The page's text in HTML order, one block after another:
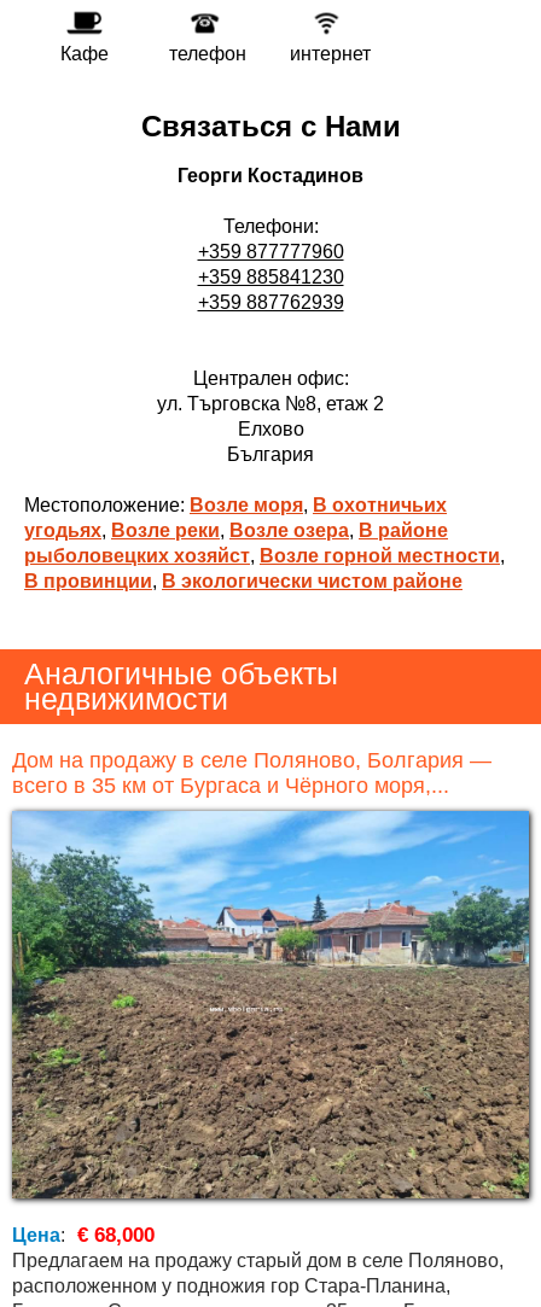
Кафе телефон интернет
Связаться с Нами
Георги Костадинов
Телефони:
+359 877777960
+359 885841230
+359 887762939
Централен офис:
ул. Търговска №8, етаж 2
Елхово
България
Местоположение: Возле моря, В охотничьих
угодьях, Возле реки, Возле озера, В районе
рыболовецких хозяйст, Возле горной местности,
В провинции, В экологически чистом районе
Аналогичные объекты
недвижимости
Дом на продажу в селе Поляново, Болгария —
всего в 35 км от Бургаса и Чёрного моря,...
Цена: € 68,000
Предлагаем на продажу старый дом в селе Поляново,
расположенном у подножия гор Стара-Планина,